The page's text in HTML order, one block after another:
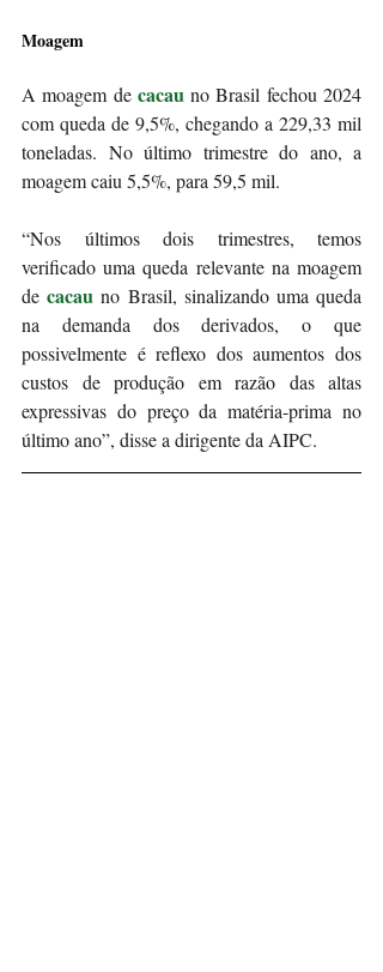
Moagem
A moagem de cacau no Brasil fechou 2024
com queda de 9,5%, chegando a 229,33 mil
toneladas. No último trimestre do ano, a
moagem caiu 5,5%, para 59,5 mil.
“Nos últimos dois trimestres, temos
verificado uma queda relevante na moagem
de cacau no Brasil, sinalizando uma queda
na demanda dos derivados, o que
possivelmente é reflexo dos aumentos dos
custos de produção em razão das altas
expressivas do preço da matéria-prima no
último ano”, disse a dirigente da AIPC.